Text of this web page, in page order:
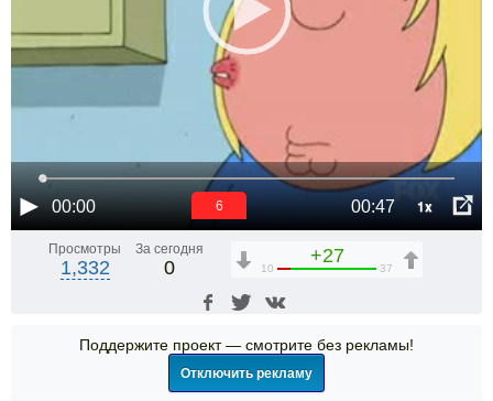
00:00 00:47 1x
6
Просмотры
1,332
За сегодня
0
+27
10 37
Поддержите проект — смотрите без рекламы!
Отключить рекламу